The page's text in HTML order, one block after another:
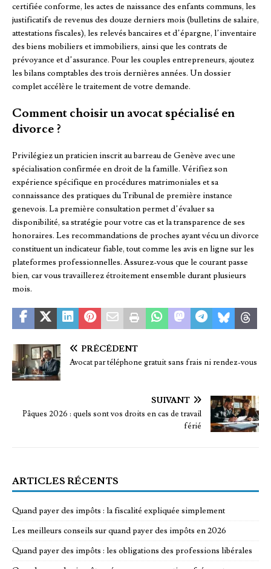
certifiée conforme, les actes de naissance des enfants communs, les
justificatifs de revenus des douze derniers mois (bulletins de salaire,
attestations fiscales), les relevés bancaires et d’épargne, l’inventaire
des biens mobiliers et immobiliers, ainsi que les contrats de
prévoyance et d’assurance. Pour les couples entrepreneurs, ajoutez
les bilans comptables des trois dernières années. Un dossier
complet accélère le traitement de votre demande.
Comment choisir un avocat spécialisé en
divorce ?
Privilégiez un praticien inscrit au barreau de Genève avec une
spécialisation confirmée en droit de la famille. Vérifiez son
expérience spécifique en procédures matrimoniales et sa
connaissance des pratiques du Tribunal de première instance
genevois. La première consultation permet d’évaluer sa
disponibilité, sa stratégie pour votre cas et la transparence de ses
honoraires. Les recommandations de proches ayant vécu un divorce
constituent un indicateur fiable, tout comme les avis en ligne sur les
plateformes professionnelles. Assurez-vous que le courant passe
bien, car vous travaillerez étroitement ensemble durant plusieurs
mois.
PRÉCÉDENT
Avocat par téléphone gratuit sans frais ni rendez-vous
SUIVANT
Pâques 2026 : quels sont vos droits en cas de travail
férié
ARTICLES RÉCENTS
Quand payer des impôts : la fiscalité expliquée simplement
Les meilleurs conseils sur quand payer des impôts en 2026
Quand payer des impôts : les obligations des professions libérales